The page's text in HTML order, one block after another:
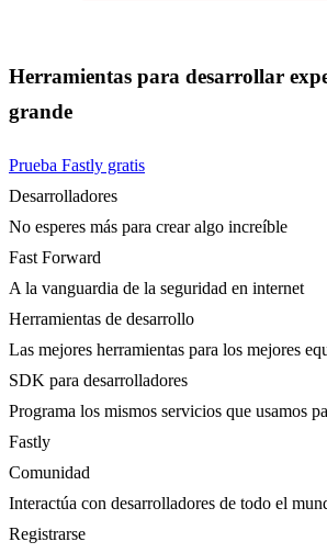
Herramientas para desarrollar
grande
Prueba Fastly gratis
Desarrolladores
No esperes más para crear algo increíble
Fast Forward
A la vanguardia de la seguridad en internet
Herramientas de desarrollo
Las mejores herramientas para los mejores
SDK para desarrolladores
Programa los mismos servicios que usamos
Fastly
Comunidad
Interactúa con desarrolladores de todo el
Registrarse